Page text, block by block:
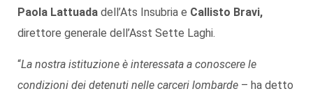
Paola Lattuada dell’Ats Insubria e Callisto Bravi,
direttore generale dell’Asst Sette Laghi.
“La nostra istituzione è interessata a conoscere le
condizioni dei detenuti nelle carceri lombarde – ha detto